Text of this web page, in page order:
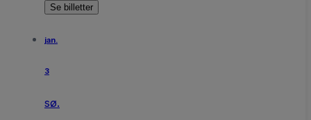
Se billetter
jan.
3
sø.